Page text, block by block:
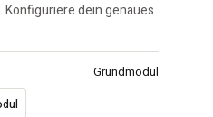
dein genaues
Grundmodul